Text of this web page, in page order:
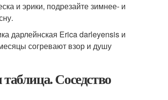
и эрики, подрезайте зимнее- и
дарлейнская Erica darleyensis и
согревают взор и душу
Соседство